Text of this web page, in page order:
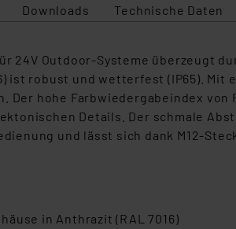
Downloads Technische Daten
24V Outdoor-Systeme überzeugt
ist robust und wetterfest (IP65).
Der hohe Farbwiedergabeindex
Details. Der schmale
und lässt sich dank M12-
in Anthrazit (RAL 7016)